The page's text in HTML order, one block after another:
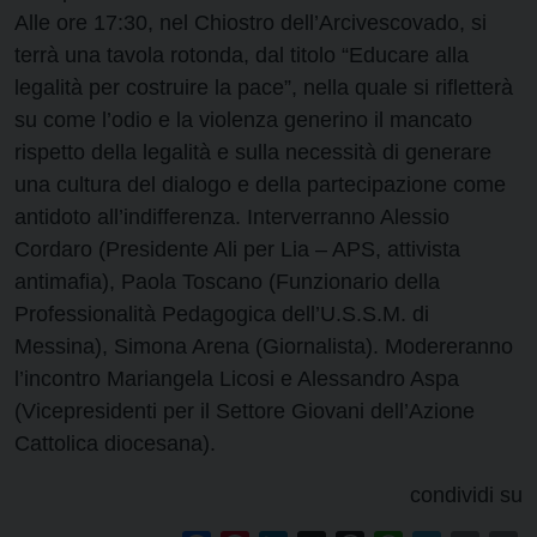
Alle ore 17:30, nel Chiostro dell’Arcivescovado, si
terrà una tavola rotonda, dal titolo “Educare alla
legalità per costruire la pace”, nella quale si rifletterà
su come l’odio e la violenza generino il mancato
rispetto della legalità e sulla necessità di generare
una cultura del dialogo e della partecipazione come
antidoto all’indifferenza. Interverranno Alessio
Cordaro (Presidente Ali per Lia – APS, attivista
antimafia), Paola Toscano (Funzionario della
Professionalità Pedagogica dell’U.S.S.M. di
Messina), Simona Arena (Giornalista). Modereranno
l’incontro Mariangela Licosi e Alessandro Aspa
(Vicepresidenti per il Settore Giovani dell’Azione
Cattolica diocesana).
condividi su